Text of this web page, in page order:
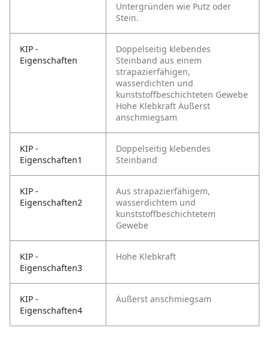
Untergründen wie Putz oder
Stein.
KIP -
Eigenschaften
Doppelseitig klebendes
Steinband aus einem
strapazierfähigen,
wasserdichten und
kunststoffbeschichteten Gewebe
Hohe Klebkraft Äußerst
anschmiegsam
KIP -
Eigenschaften1
Doppelseitig klebendes
Steinband
KIP -
Eigenschaften2
Aus strapazierfähigem,
wasserdichtem und
kunststoffbeschichtetem
Gewebe
KIP -
Eigenschaften3
Hohe Klebkraft
KIP -
Eigenschaften4
Äußerst anschmiegsam